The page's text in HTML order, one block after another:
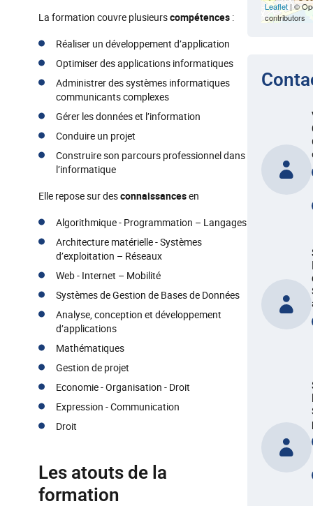
La formation couvre plusieurscompétences :
Réaliser un développement d’application
Optimiser des applications informatiques
Administrer des systèmes informatiques
communicants complexes
Gérer les données et l’information
Conduire un projet
Construire son parcours professionnel dans
l’informatique
Elle repose sur desconnaissancesen
Algorithmique - Programmation – Langages
Architecture matérielle - Systèmes
d’exploitation – Réseaux
Web - Internet – Mobilité
Systèmes de Gestion de Bases de Données
Analyse, conception et développement
d’applications
Mathématiques
Gestion de projet
Economie - Organisation - Droit
Expression - Communication
Droit
Les atouts de la
formation
Leaflet | ©
contributors